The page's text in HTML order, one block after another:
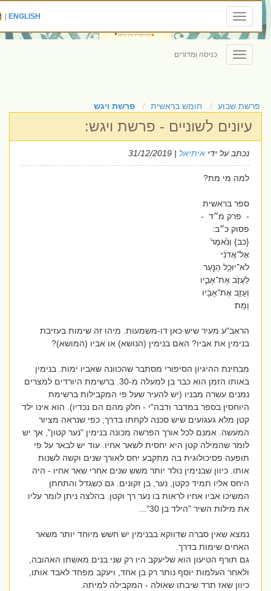
Toggle
navigation
ENGLISH
|
Toggle
navigation
כניסה ומדורים
פרשת שבוע חומש בראשית פרשת ויגש
עיונים לשוניים - פרשת ויגש:
נכתב על ידיאיתיאל| 31/12/2019
למה מי מת?
ספר בראשית
- פרק מ״ד -
פסוק כ״ב:
{כב} וַנֹּ֙אמֶר֙
אֶל־אֲדֹנִ֔י
לֹא־יוּכַ֥ל הַנַּ֖עַר
לַעֲזֹ֣ב אֶת־אָבִ֑יו
וְעָזַ֥ב אֶת־אָבִ֖יו
וָמֵֽת׃
הראב"ע מעיר שיש כאן דו-משמעות. מיהו זה שימות בעזיבת
בנימין את אביו? האם בנימין (הנושא) או אביו (המושא)?
מבחינת ההיגיון הסיפורי מסתבר שהכוונה שאביו ימות. בנימין
באותו הזמן הוא כבר בן למעלה מ-30. ברשימת היורדים למצרים
נמנים עשרה מבניו (יש להעיר שעל פי המקבילות ברשימת
היוחסין בספר במדבר ודבה"י - חלק מהם הם נכדיו). הוא אינו ילד
קטן מלא געגועים שיש סכנה לקחתו בדרך, כפי שנראה מציור
המעשה. אמנם לכל אורך הפרשה מכונה בנימין "נער קטון", אך יש
לומר שהמילה קטן היא יחסית לשאר אחיו. עוד יש לבאר על פי
תופעה פסיכולוגית בה מתקבע יחס לאורך שנים וקשה לשנות
אותו. כיוון שבנימין נולד יותר משש שנים אחרי שאר אחיו - היה
היחס אליו תמיד כקטן, נער, בן זקונים. גם כשגדל והתחתן
המשיכו אביו אחיו לראות בו נער רך וקטן. בהלצה ניתן לומר עליו
את מילות השיר "הילד בן 30"...
נמצא שאין סברה שדווקא בבנימין יש חשש מיוחד יותר משאר
האחים שימות בדרך.
גם תורף הטיעון הוא שליעקב היו רק שני בנים מאשתו האהובה,
ולאחר העלמות יוסף נותר רק בן אחד, ויעקב מפחד לאבד אותו,
כיוון שאז תרד שיבתו שאולה - המקבילה למיתה.